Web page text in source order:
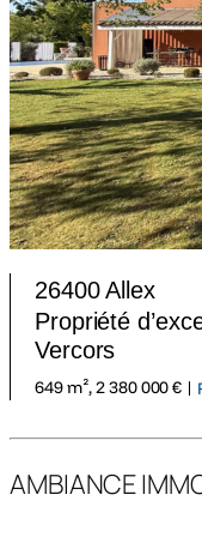
26400 Allex
Propriété
Vercors
649 m², 2 380 000 € |
AMBIANCE